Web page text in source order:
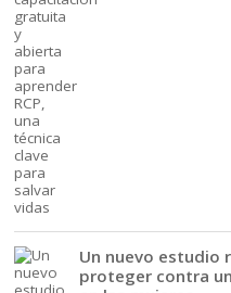
Un nuevo estudio
proteger contra